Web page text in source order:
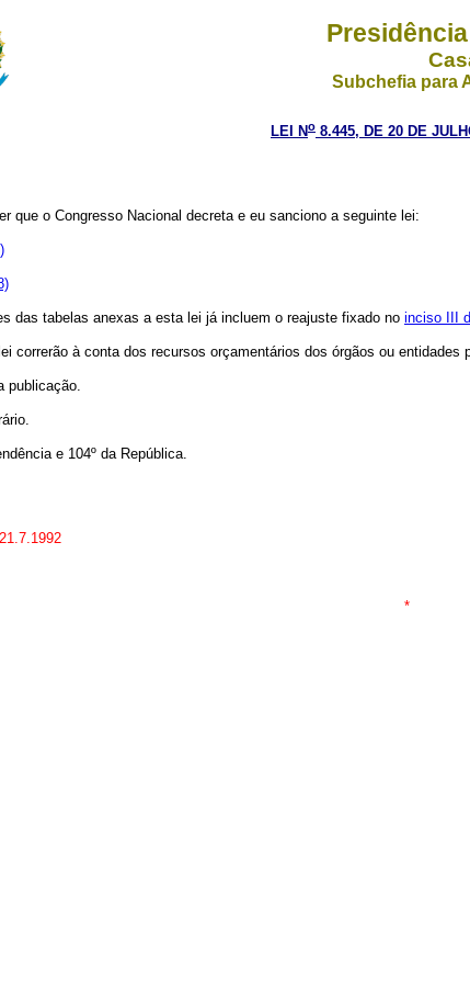
Subchefia para
LEI No 8.445, DE 20 DE
que o Congresso Nacional decreta e eu sanciono a seguinte lei:
das tabelas anexas a esta lei já incluem o reajuste fixado no inciso III
correrão à conta dos recursos orçamentários dos órgãos ou entidades
publicação.
e 104º da República.
*